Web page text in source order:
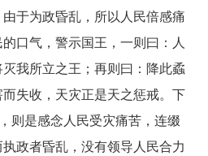
于为政昏乱，所以人民倍感痛
口气，警示国王，一则曰：人
我所立之王；再则曰：降此蟊
失收，天灾正是天之惩戒。下
则是感念人民受灾痛苦，连缀
政者昏乱，没有领导人民合力